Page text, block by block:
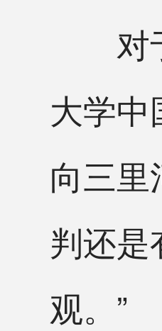
对于
大学
向三
判还
观。”